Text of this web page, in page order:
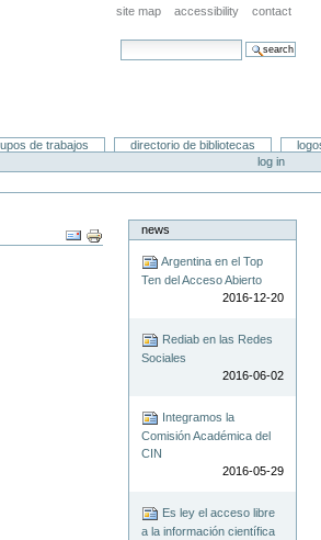
site map accessibility contact
search site
de trabajos directorio de bibliotecas
log in
Document
Actions
news
Argentina en el Top
Ten del Acceso Abierto
2016-12-20
Rediab en las Redes
Sociales
2016-06-02
Integramos la
Comisión Académica del
CIN
2016-05-29
Es ley el acceso libre
a la información científica